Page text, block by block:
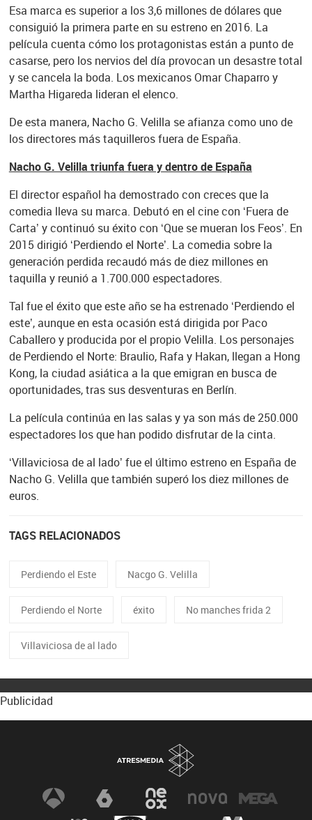
Esa marca es superior a los 3,6 millones de dólares que
consiguió la primera parte en su estreno en 2016. La
película cuenta cómo los protagonistas están a punto de
casarse, pero los nervios del día provocan un desastre total
y se cancela la boda. Los mexicanos Omar Chaparro y
Martha Higareda lideran el elenco.
De esta manera, Nacho G. Velilla se afianza como uno de
los directores más taquilleros fuera de España.
Nacho G. Velilla triunfa fuera y dentro de España
El director español ha demostrado con creces que la
comedia lleva su marca. Debutó en el cine con ‘Fuera de
Carta’ y continuó su éxito con ‘Que se mueran los Feos’. En
2015 dirigió ‘Perdiendo el Norte’. La comedia sobre la
generación perdida recaudó más de diez millones en
taquilla y reunió a 1.700.000 espectadores.
Tal fue el éxito que este año se ha estrenado ‘Perdiendo el
este’, aunque en esta ocasión está dirigida por Paco
Caballero y producida por el propio Velilla. Los personajes
de Perdiendo el Norte: Braulio, Rafa y Hakan, llegan a Hong
Kong, la ciudad asiática a la que emigran en busca de
oportunidades, tras sus desventuras en Berlín.
La película continúa en las salas y ya son más de 250.000
espectadores los que han podido disfrutar de la cinta.
‘Villaviciosa de al lado’ fue el último estreno en España de
Nacho G. Velilla que también superó los diez millones de
euros.
TAGS RELACIONADOS
Perdiendo el Este Nacgo G. Velilla
Perdiendo el Norte éxito No manches frida 2
Villaviciosa de al lado
Publicidad